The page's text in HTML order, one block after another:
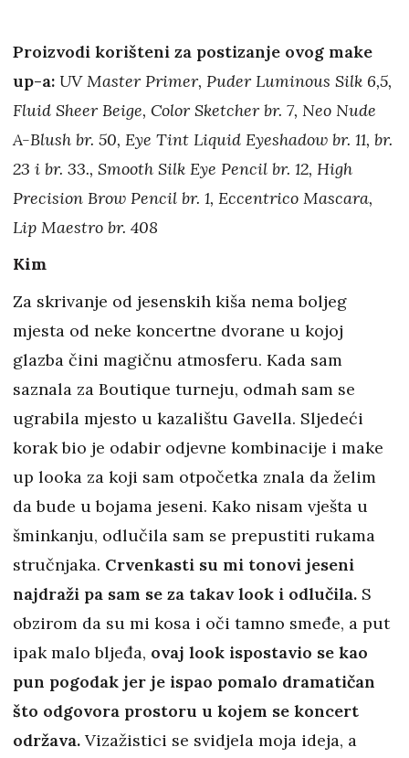
Proizvodi korišteni za postizanje ovog make
up-a: UV Master Primer, Puder Luminous Silk 6,5,
Fluid Sheer Beige, Color Sketcher br. 7, Neo Nude
A-Blush br. 50, Eye Tint Liquid Eyeshadow br. 11, br.
23 i br. 33., Smooth Silk Eye Pencil br. 12, High
Precision Brow Pencil br. 1, Eccentrico Mascara,
Lip Maestro br. 408
Kim
Za skrivanje od jesenskih kiša nema boljeg
mjesta od neke koncertne dvorane u kojoj
glazba čini magičnu atmosferu. Kada sam
saznala za Boutique turneju, odmah sam se
ugrabila mjesto u kazalištu Gavella. Sljedeći
korak bio je odabir odjevne kombinacije i make
up looka za koji sam otpočetka znala da želim
da bude u bojama jeseni. Kako nisam vješta u
šminkanju, odlučila sam se prepustiti rukama
stručnjaka. Crvenkasti su mi tonovi jeseni
najdraži pa sam se za takav look i odlučila. S
obzirom da su mi kosa i oči tamno smeđe, a put
ipak malo bljeđa, ovaj look ispostavio se kao
pun pogodak jer je ispao pomalo dramatičan
što odgovora prostoru u kojem se koncert
održava. Vizažistici se svidjela moja ideja, a